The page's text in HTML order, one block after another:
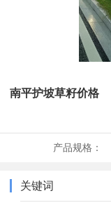
南平护坡草籽价格
产品规格：
关键词